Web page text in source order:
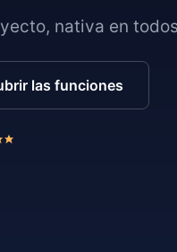
nativa en
las funciones